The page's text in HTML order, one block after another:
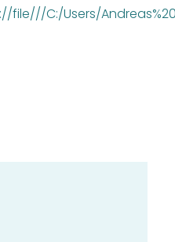
file///C:/Users/